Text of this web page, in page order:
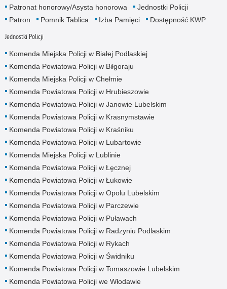
Patronat honorowy/Asysta honorowa
Jednostki Policji
Patron
Pomnik Tablica Izba Pamięci Dostępność KWP
Jednostki Policji
Komenda Miejska Policji w Białej Podlaskiej
Komenda Powiatowa Policji w Biłgoraju
Komenda Miejska Policji w Chełmie
Komenda Powiatowa Policji w Hrubieszowie
Komenda Powiatowa Policji w Janowie Lubelskim
Komenda Powiatowa Policji w Krasnymstawie
Komenda Powiatowa Policji w Kraśniku
Komenda Powiatowa Policji w Lubartowie
Komenda Miejska Policji w Lublinie
Komenda Powiatowa Policji w Łęcznej
Komenda Powiatowa Policji w Łukowie
Komenda Powiatowa Policji w Opolu Lubelskim
Komenda Powiatowa Policji w Parczewie
Komenda Powiatowa Policji w Puławach
Komenda Powiatowa Policji w Radzyniu Podlaskim
Komenda Powiatowa Policji w Rykach
Komenda Powiatowa Policji w Świdniku
Komenda Powiatowa Policji w Tomaszowie Lubelskim
Komenda Powiatowa Policji we Włodawie